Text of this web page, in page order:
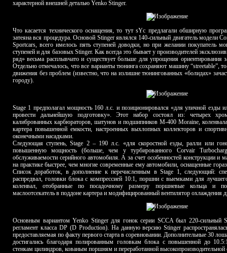
характерной внешней деталью Yenko Stinger.
Что касается технического оснащения, то тут sYc предлагали обширную
затеяна вся процедура. Основой Stinger являлся 140-сильный двигатель модели
Sportcars, всего имелось пять ступеней доводки, но при желании покупатель
ступеней и для базовых Stinger. Как всегда это бывает у производителей
ряд» весьма расплывчато и существует больше для упрощения ориентирования
Отдельно отмечалось, что все варианты тюнинга сохраняют машину “streetable”,
движения без проблем (известно, что на излишне тюнингованных «болидах»
городу).
Stage 1 предполагал мощность 160 л.с. и позиционировался «для уличной езды
провести дальнейшую подготовку». Этот набор состоял из: четырех
калиброванных карбюраторов, шатунов и подшипников M-400 Moraine,
картера повышенной емкости, настроенных выхлопных коллекторов и
оконечными насадками.
Следующая ступень, Stage 2 – 190 л.с. «для скоростной езды, ралли или
повышенную мощность (больше, чем у турбированного Corvair
обслуживаемости серийного автомобиля. А за счет особенностей конструкции и
на практике быстрее, чем многие современные ему автомобили, оснащенные
Список доработок, в дополнение к перечисленным в Stage 1, следующий:
распредвал, головки блока с компрессией 10:1, поршни с выемками для
коленвал, отобранные по посадочному размеру поршневые кольца и
маслоотсекатель в поддоне картера и модифицированный вентилятор охлаждения
Основным вариантом Yenko Stinger для гонок серии SCCA был 220-сильный
регламент класса DP (D Production). На данную версию Stinger
предоставляемая по факту первого старта в соревновании. Дополнительные 30
достигались благодаря полированным головкам блока с повышенной до
стенкам цилиндров, кованым поршням и переработанной высокопроизводительной